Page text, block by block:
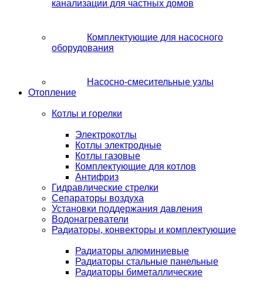
канализации для частных домов
Комплектующие для насосного
оборудования
Насосно-смесительные узлы
Отопление
Котлы и горелки
Электрокотлы
Котлы электродные
Котлы газовые
Комплектующие для котлов
Антифриз
Гидравлические стрелки
Сепараторы воздуха
Установки поддержания давления
Водонагреватели
Радиаторы, конвекторы и комплектующие
Радиаторы алюминиевые
Радиаторы стальные панельные
Радиаторы биметаллические